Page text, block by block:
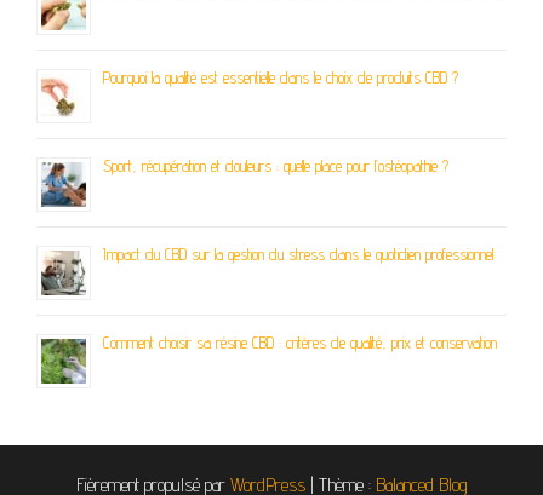
Pourquoi la qualité est essentielle dans le choix de produits CBD ?
Sport, récupération et douleurs : quelle place pour l’ostéopathie ?
Impact du CBD sur la gestion du stress dans le quotidien professionnel
Comment choisir sa résine CBD : critères de qualité, prix et conservation
Fièrement propulsé par WordPress | Thème : Balanced Blog